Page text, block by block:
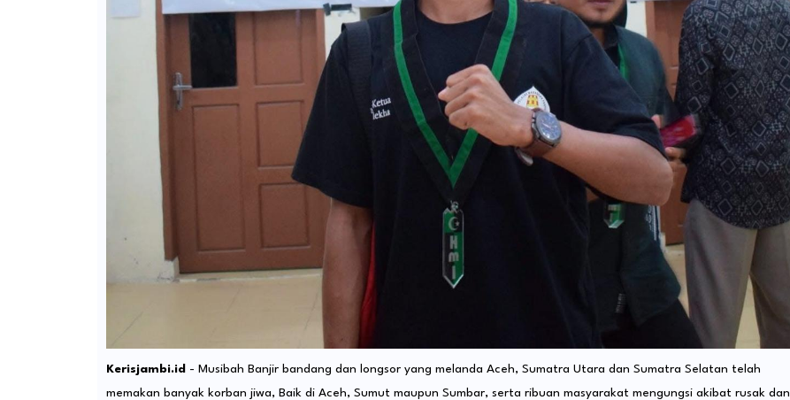
Kerisjambi.id - Musibah Banjir bandang dan longsor yang melanda Aceh, Sumatra Utara dan Sumatra Selatan telah
memakan banyak korban jiwa, Baik di Aceh, Sumut maupun Sumbar, serta ribuan masyarakat mengungsi akibat rusak dan